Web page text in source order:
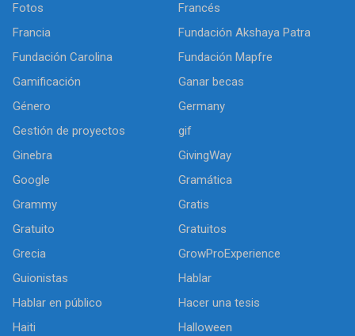
Fotos
Francés
Francia
Fundación Akshaya Patra
Fundación Carolina
Fundación Mapfre
Gamificación
Ganar becas
Género
Germany
Gestión de proyectos
gif
Ginebra
GivingWay
Google
Gramática
Grammy
Gratis
Gratuito
Gratuitos
Grecia
GrowProExperience
Guionistas
Hablar
Hablar en público
Hacer una tesis
Haiti
Halloween